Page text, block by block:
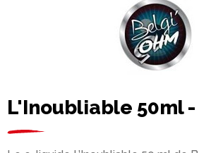
L'Inoubliable 50ml